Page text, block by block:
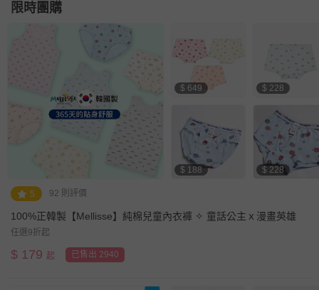
限時團購
$ 649
$ 188
$ 228
$ 228
5 92 則評價
100%正韓製【Mellisse】純棉兒童內衣褲 ✧ 童話公主ｘ漫畫英雄
任選9折起
$ 179 起 已售出 2940